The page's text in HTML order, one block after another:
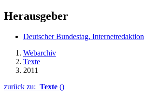
Herausgeber
Deutscher Bundestag, Internetredaktion
Webarchiv
Texte
2011
zurück zu: Texte ()